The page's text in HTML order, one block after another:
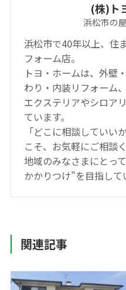
(株)ト
浜松市の
浜松市で40年以上、住
フォーム店。
トヨ・ホームは、外壁
わり・内装リフォーム
エクステリアやシロア
ています。
「どこに相談してい
こそ、お気軽にご相談
地域のみなさまにとっ
かかりつけ”を目指して
関連記事